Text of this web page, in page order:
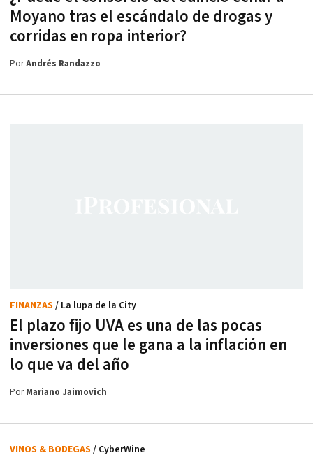
Moyano tras el escándalo de drogas y
corridas en ropa interior?
PorAndrés Randazzo
El plazo fijo UVA es una de las pocas
inversiones que le gana a la inflación en
lo que va del año
FINANZAS / La lupa de la City
PorMariano Jaimovich
VINOS & BODEGAS / CyberWine